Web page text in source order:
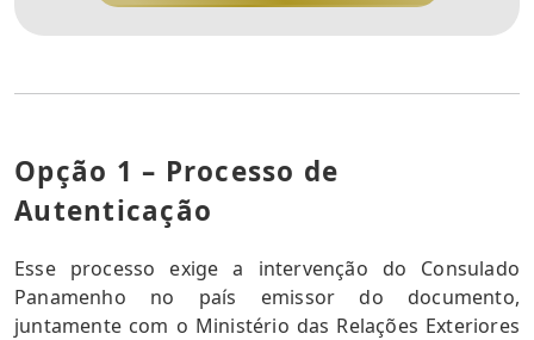
Opção 1 – Processo de
Autenticação
Esse processo exige a intervenção do Consulado
Panamenho no país emissor do documento,
juntamente com o Ministério das Relações Exteriores